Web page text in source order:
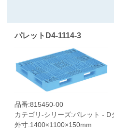
パレットD4-1114-3
品番:815450-00
カテゴリ-シリーズ:パレット - D
外寸:1400×1100×150mm